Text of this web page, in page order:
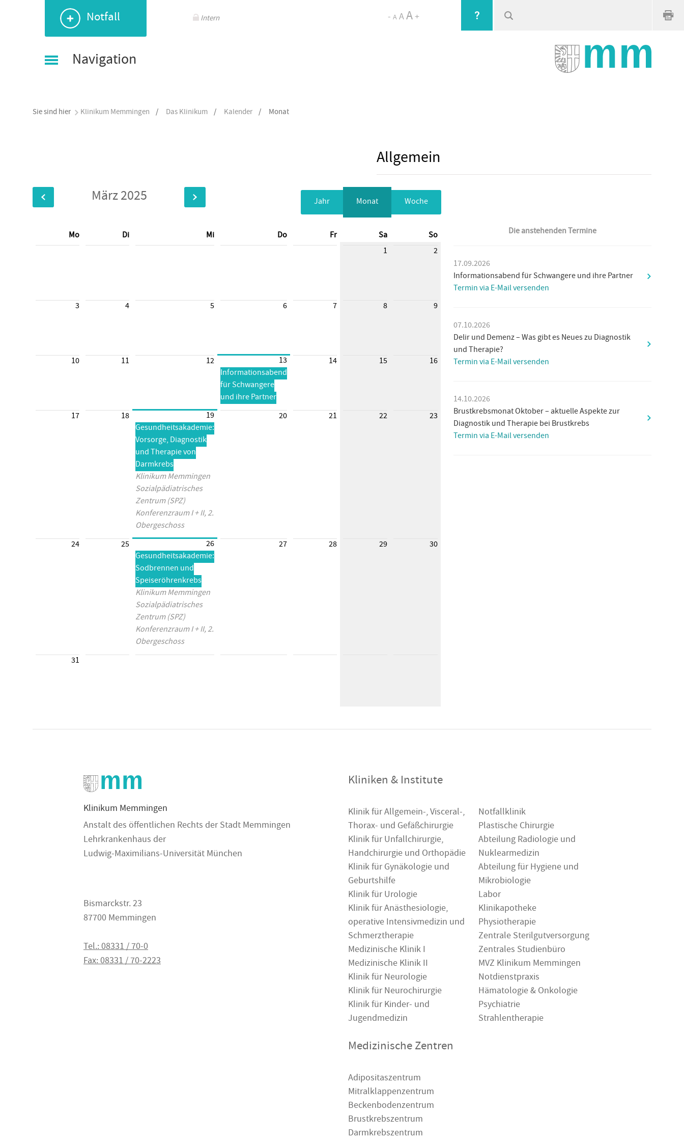
Notfall
Navigation
- AAA+
Intern
Sie sind hier Klinikum Memmingen / Das Klinikum / Kalender / Monat
Seitenauswahl
Allgemein
März 2025 Jahr Monat Woche
Mo Di Mi Do Fr Sa
So
1
2
3 4 5 6 7 8 9
10 11 12
13
Informationsabend
für Schwangere
und ihre Partner
14 15 16
17 18
19
Gesundheitsakademie:
Vorsorge, Diagnostik
und Therapie von
Darmkrebs
Klinikum Memmingen
Sozialpädiatrisches
Zentrum (SPZ)
Konferenzraum I + II, 2.
Obergeschoss
20 21 22 23
24 25
26
Gesundheitsakademie:
Sodbrennen und
Speiseröhrenkrebs
Klinikum Memmingen
Sozialpädiatrisches
Zentrum (SPZ)
Konferenzraum I + II, 2.
Obergeschoss
27 28 29 30
31
Die anstehenden Termine
17.09.2026
Informationsabend für Schwangere und ihre Partner
Termin via E-Mail versenden
07.10.2026
Delir und Demenz – Was gibt es Neues zu Diagnostik
und Therapie?
Termin via E-Mail versenden
14.10.2026
Brustkrebsmonat Oktober – aktuelle Aspekte zur
Diagnostik und Therapie bei Brustkrebs
Termin via E-Mail versenden
Klinikum Memmingen
Anstalt des öffentlichen Rechts der Stadt Memmingen
Lehrkrankenhaus der
Ludwig-Maximilians-Universität München
Bismarckstr. 23
87700 Memmingen
Tel.: 08331 / 70-0
Fax: 08331 / 70-2223
Kliniken & Institute
Klinik für Allgemein-, Visceral-,
Thorax- und Gefäßchirurgie
Klinik für Unfallchirurgie,
Handchirurgie und Orthopädie
Klinik für Gynäkologie und
Geburtshilfe
Klinik für Urologie
Klinik für Anästhesiologie,
operative Intensivmedizin und
Schmerztherapie
Medizinische Klinik I
Medizinische Klinik II
Klinik für Neurologie
Klinik für Neurochirurgie
Klinik für Kinder- und
Jugendmedizin
Notfallklinik
Plastische Chirurgie
Abteilung Radiologie und
Nuklearmedizin
Abteilung für Hygiene und
Mikrobiologie
Labor
Klinikapotheke
Physiotherapie
Zentrale Sterilgutversorgung
Zentrales Studienbüro
MVZ Klinikum Memmingen
Notdienstpraxis
Hämatologie & Onkologie
Psychiatrie
Strahlentherapie
Medizinische Zentren
Adipositaszentrum
Mitralklappenzentrum
Beckenbodenzentrum
Brustkrebszentrum
Darmkrebszentrum